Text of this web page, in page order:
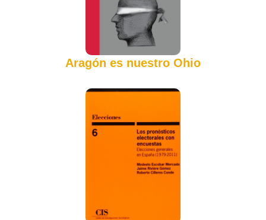
Aragón es nuestro Ohio